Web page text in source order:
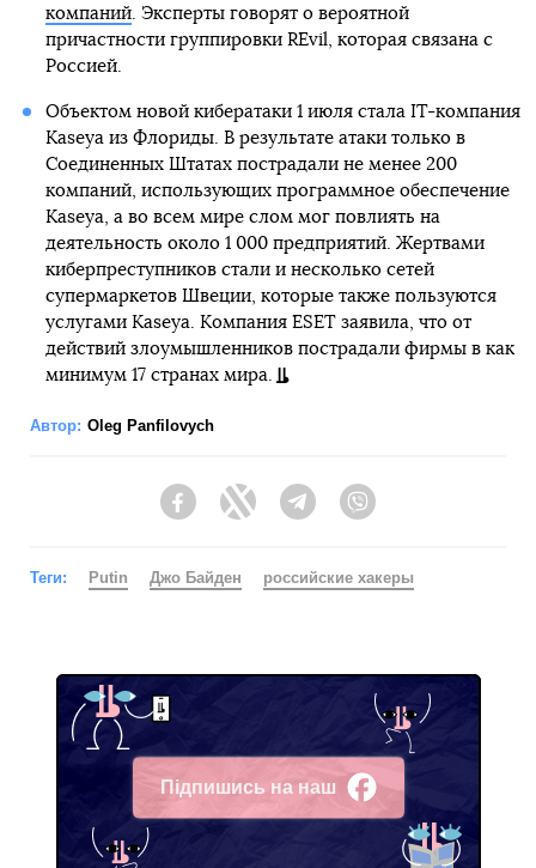
компаний. Эксперты говорят о вероятной
причастности группировки REvil, которая связана с
Россией.
Объектом новой кибератаки 1 июля стала IT-компания
Kaseya из Флориды. В результате атаки только в
Соединенных Штатах пострадали не менее 200
компаний, использующих программное обеспечение
Kaseya, а во всем мире слом мог повлиять на
деятельность около 1 000 предприятий. Жертвами
киберпреступников стали и несколько сетей
супермаркетов Швеции, которые также пользуются
услугами Kaseya. Компания ESET заявила, что от
действий злоумышленников пострадали фирмы в как
минимум 17 странах мира.
Автор: Oleg Panfilovych
FacebookTwitter Telegram
Теги: Putin Джо Байден российские хакеры
Підпишись на наш
Facebook